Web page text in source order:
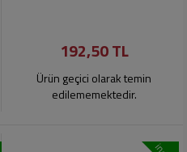
192,50 TL
Ürün geçici olarak temin
edilememektedir.